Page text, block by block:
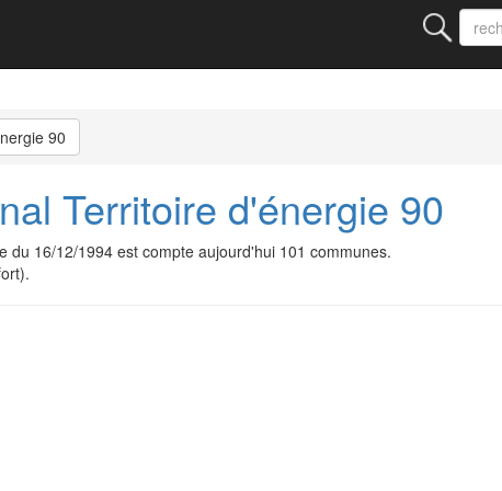
90
Territoire d'énergie 90
du 16/12/1994 est compte aujourd'hui 101 communes.